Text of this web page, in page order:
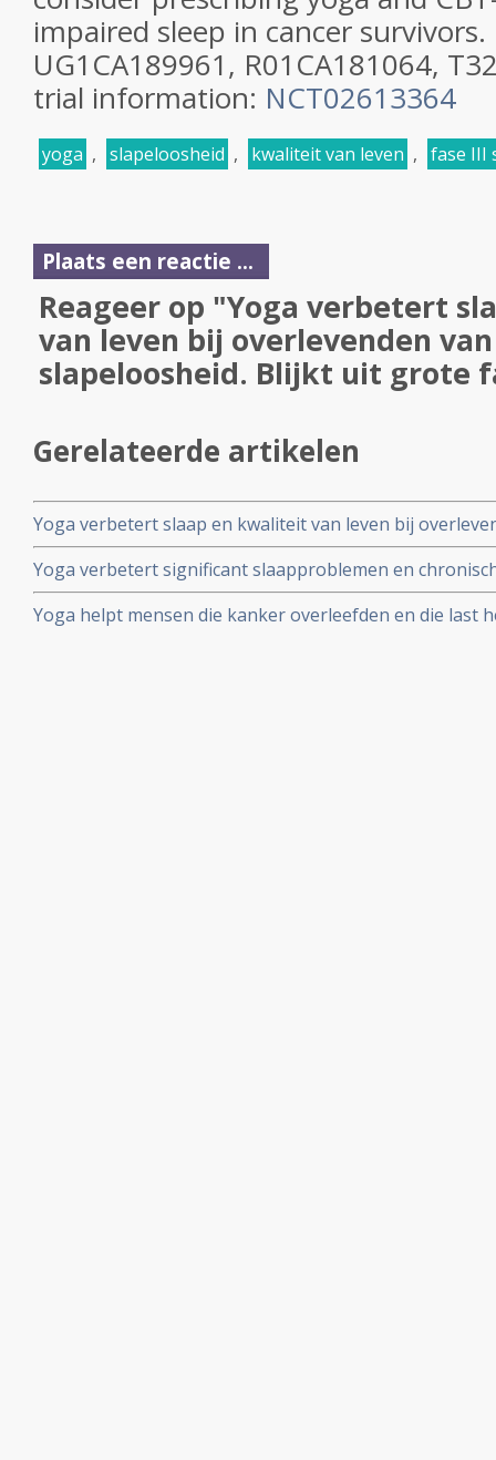
impaired sleep in cancer
UG1CA189961, R01CA181064,
trial information: NCT02613364
yoga , slapeloosheid , kwaliteit van leven , fase III
Plaats een reactie ...
Reageer op "Yoga verbetert
van leven bij overlevenden
slapeloosheid. Blijkt uit grote
Gerelateerde artikelen
Yoga verbetert slaap en kwaliteit van leven bij
slapeloosheid. Blijkt uit grote fase III studie
Yoga verbetert significant slaapproblemen en
weken bij vrouwen die kanker overleven. Artikel
Yoga helpt mensen die kanker overleefden en die last